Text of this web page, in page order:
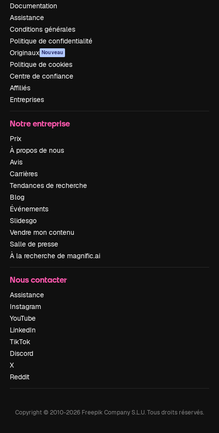
Documentation
Assistance
Conditions générales
Politique de confidentialité
Originaux Nouveau
Politique de cookies
Centre de confiance
Affiliés
Entreprises
Notre entreprise
Prix
À propos de nous
Avis
Carrières
Tendances de recherche
Blog
Événements
Slidesgo
Vendre mon contenu
Salle de presse
À la recherche de magnific.ai
Nous contacter
Assistance
Instagram
YouTube
LinkedIn
TikTok
Discord
X
Reddit
Copyright © 2010-2026 Freepik Company S.L.U.Tous droits réservés.